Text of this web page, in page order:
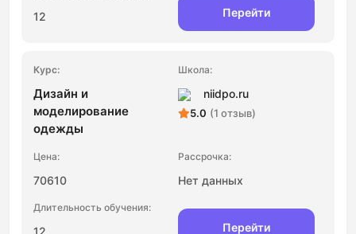
12 Перейти
Дизайн и
моделирование
одежды
niidpo.ru
5.0 (1 отзыв)
70610 Нет данных
12 Перейти